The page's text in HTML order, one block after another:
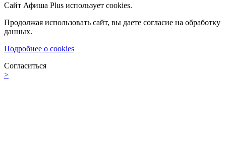
Сайт Афиша Plus использует cookies.
Продолжая использовать сайт, вы даете согласие на обработку
данных.
Подробнее о cookies
Согласиться
>